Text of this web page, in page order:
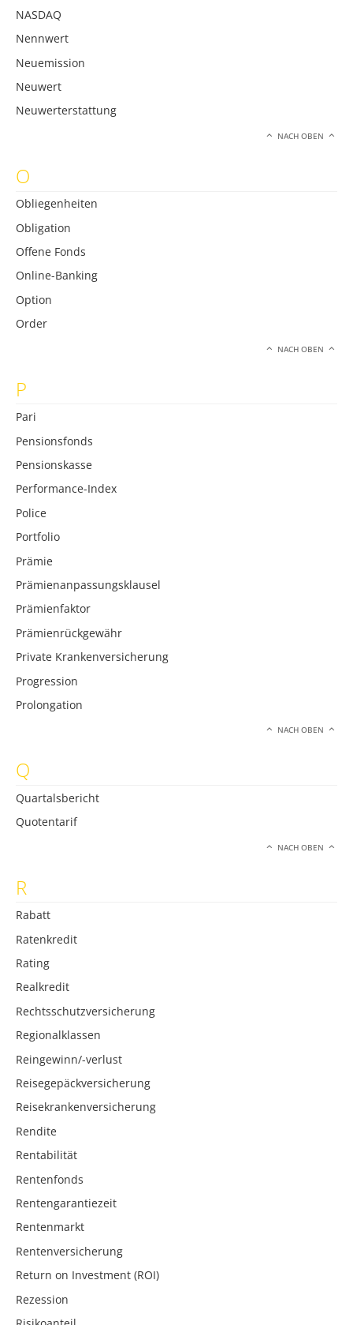
NASDAQ
Nennwert
Neuemission
Neuwert
Neuwerterstattung
NACH OBEN
O
Obliegenheiten
Obligation
Offene Fonds
Online-Banking
Option
Order
NACH OBEN
P
Pari
Pensionsfonds
Pensionskasse
Performance-Index
Police
Portfolio
Prämie
Prämienanpassungsklausel
Prämienfaktor
Prämienrückgewähr
Private Krankenversicherung
Progression
Prolongation
NACH OBEN
Q
Quartalsbericht
Quotentarif
NACH OBEN
R
Rabatt
Ratenkredit
Rating
Realkredit
Rechtsschutzversicherung
Regionalklassen
Reingewinn/-verlust
Reisegepäckversicherung
Reisekrankenversicherung
Rendite
Rentabilität
Rentenfonds
Rentengarantiezeit
Rentenmarkt
Rentenversicherung
Return on Investment (ROI)
Rezession